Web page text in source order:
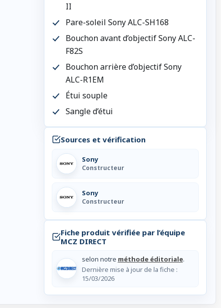
II
Pare-soleil Sony ALC-SH168
Bouchon avant d’objectif Sony ALC-
F82S
Bouchon arrière d’objectif Sony
ALC-R1EM
Étui souple
Sangle d’étui
Sources et vérification
Sony
Constructeur
Sony
Constructeur
Fiche produit vérifiée par l’équipe
MCZ DIRECT
selon notre méthode éditoriale.
Dernière mise à jour de la fiche :
15/03/2026